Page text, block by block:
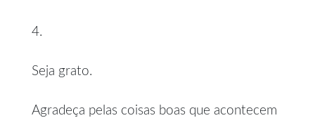
4.
Seja grato.
Agradeça pelas coisas boas que acontecem